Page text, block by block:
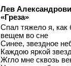
Лев
«Греза»
Спал тяжело я, как
вещем во сне
Синее, звездное
Каждою яркой
Жгло мне сквозь